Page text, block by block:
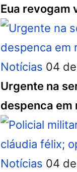
Eua revogam
Notícias 04
Urgente na
despenca em
Notícias 04